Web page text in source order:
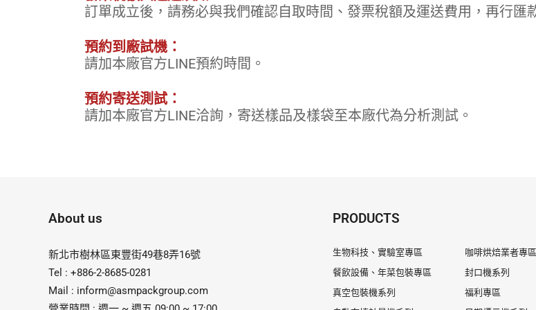
訂單成立後，請務必與我們確認自取時間、發票稅額及運送費用，再行匯
預約到廠試機：
請加本廠官方LINE預約時間。
預約寄送測試：
請加本廠官方LINE洽詢，寄送樣品及樣袋至本廠代為分析測試。
About us
新北市樹林區東豐街49巷8弄16號
Tel : +886-2-8685-0281
Mail : inform@asmpackgroup.com
PRODUCTS
生物科技、實驗室專區
咖啡烘焙業者專區
餐飲設備、年菜包裝專區
封口機系列
真空包裝機系列
福利專區